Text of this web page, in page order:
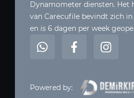
Dynamometer diensten. Het
van Carecufile bevindt zich
en is 6 dagen per week
Powered by: